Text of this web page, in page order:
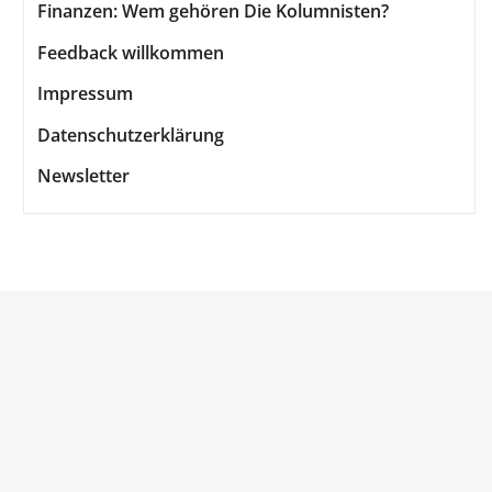
Finanzen: Wem gehören Die Kolumnisten?
Feedback willkommen
Impressum
Datenschutzerklärung
Newsletter